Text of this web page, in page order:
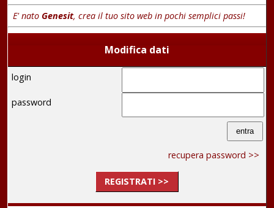
E' nato Genesit, crea il tuo sito web in pochi semplici passi!
Modifica dati
login
password
recupera password >>
REGISTRATI >>